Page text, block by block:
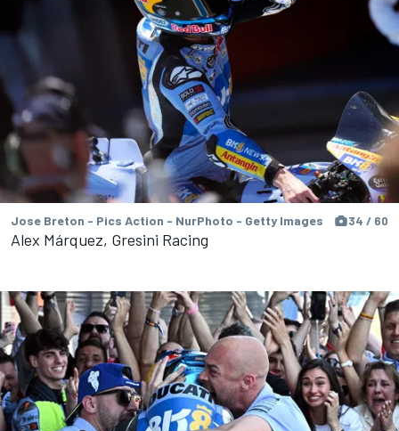
Jose Breton - Pics Action - NurPhoto - Getty Images 34 / 60
Alex Márquez, Gresini Racing